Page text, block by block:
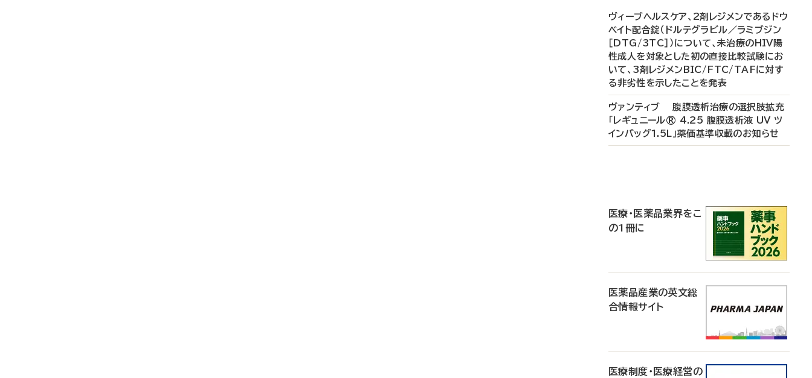
ヴィーブヘルスケア、2剤レジメンであるドウ
ベイト配合錠（ドルテグラビル／ラミブジン
［DTG/3TC］）について、未治療のHIV陽
性成人を対象とした初の直接比較試験にお
いて、3剤レジメンBIC/FTC/TAFに対す
る非劣性を示したことを発表
ヴァンティブ 腹膜透析治療の選択肢拡充
「レギュニール® 4.25 腹膜透析液 UV ツ
インバッグ1.5L」薬価基準収載のお知らせ
医療・医薬品業界をこ
の1冊に
医薬品産業の英文総
合情報サイト
医療制度・医療経営の